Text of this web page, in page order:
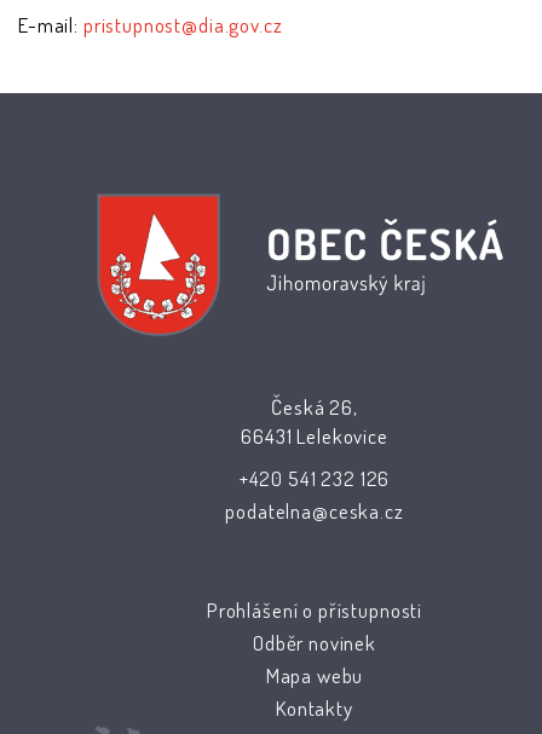
E-mail: pristupnost@dia.gov.cz
Česká 26,
66431 Lelekovice
+420 541 232 126
podatelna@ceska.cz
Prohlášení o přístupnosti
Odběr novinek
Mapa webu
Kontakty